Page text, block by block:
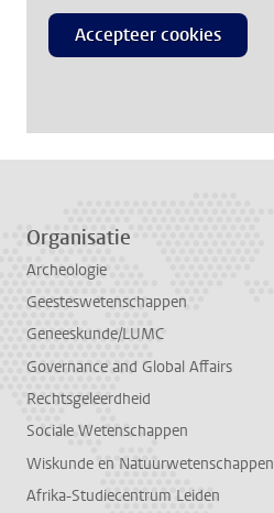
Accepteer cookies
Organisatie
Archeologie
Geesteswetenschappen
Geneeskunde/LUMC
Governance and Global Affairs
Rechtsgeleerdheid
Sociale Wetenschappen
Wiskunde en Natuurwetenschappen
Afrika-Studiecentrum Leiden